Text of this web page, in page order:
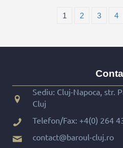
1 2 3 4
Sediu: Cluj-Napoca, str.
Cluj
Telefon/Fax: +4(0) 264
contact@baroul-cluj.ro